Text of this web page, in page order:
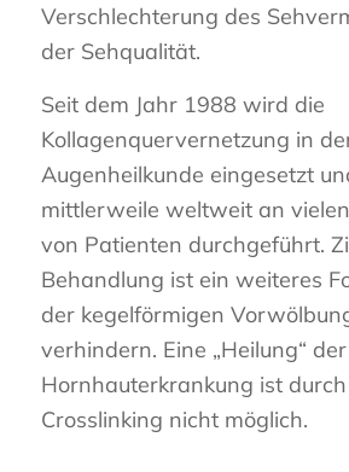
Verschlechterung des
der Sehqualität.
Seit dem Jahr 1988 wird die
Kollagenquervernetzung in
Augenheilkunde eingesetzt
mittlerweile weltweit an
von Patienten durchgeführt.
Behandlung ist ein weiteres
der kegelförmigen
verhindern. Eine „Heilung“ der
Hornhauterkrankung ist
Crosslinking nicht möglich.